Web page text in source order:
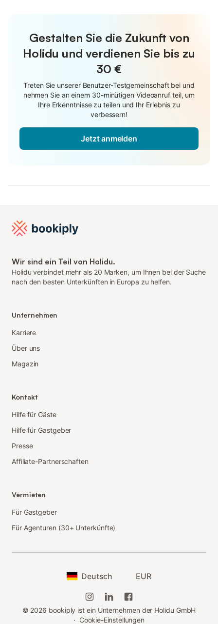
Gestalten Sie die Zukunft von
Holidu und verdienen Sie bis zu
30 €
Treten Sie unserer Benutzer-Testgemeinschaft bei und
nehmen Sie an einem 30-minütigen Videoanruf teil, um
Ihre Erkenntnisse zu teilen und Ihr Erlebnis zu
verbessern!
Jetzt anmelden
Wir sind ein Teil von Holidu.
Holidu verbindet mehr als 20 Marken, um Ihnen bei der Suche
nach den besten Unterkünften in Europa zu helfen.
Unternehmen
Karriere
Über uns
Magazin
Kontakt
Hilfe für Gäste
Hilfe für Gastgeber
Presse
Affiliate-Partnerschaften
Vermieten
Für Gastgeber
Für Agenturen (30+ Unterkünfte)
Deutsch EUR
© 2026 bookiply ist ein Unternehmen der Holidu GmbH
· Cookie-Einstellungen